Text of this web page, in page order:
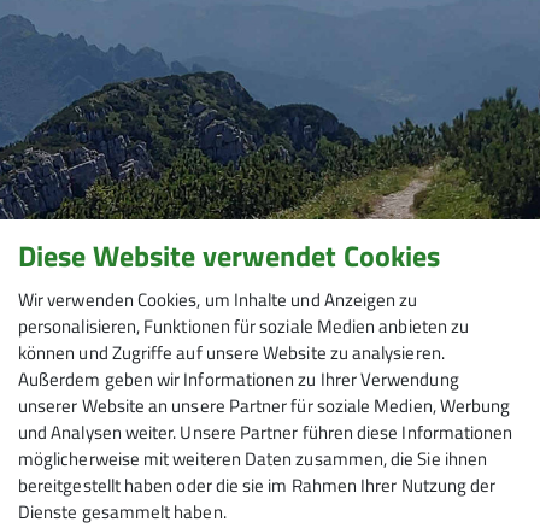
Diese Website verwendet Cookies
Wir verwenden Cookies, um Inhalte und Anzeigen zu
personalisieren, Funktionen für soziale Medien anbieten zu
können und Zugriffe auf unsere Website zu analysieren.
Außerdem geben wir Informationen zu Ihrer Verwendung
unserer Website an unsere Partner für soziale Medien, Werbung
und Analysen weiter. Unsere Partner führen diese Informationen
möglicherweise mit weiteren Daten zusammen, die Sie ihnen
bereitgestellt haben oder die sie im Rahmen Ihrer Nutzung der
Dienste gesammelt haben.